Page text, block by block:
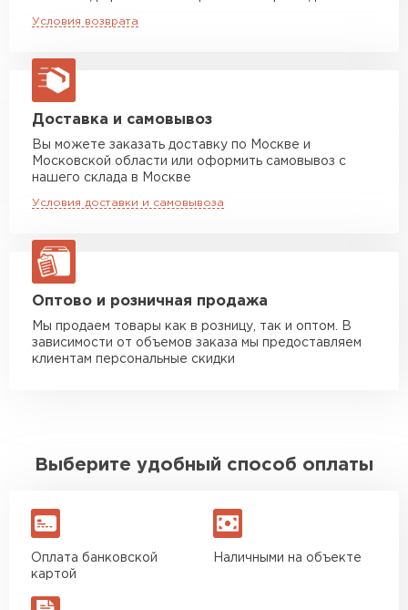
макс. длина груза 13,5 м
Манипулятор до 5 тн
макс. длина груза 6 м
Манипулятор до 10 тн
макс. длина груза 8 м
Манипулятор до 20 тн
Условия возврата
Доставка и самовывоз
Вы можете заказать доставку по Москве и
Московской области или оформить самовывоз с
нашего склада в Москве
Условия доставки и самовывоза
Оптово и розничная продажа
Мы продаем товары как в розницу, так и оптом. В
зависимости от объемов заказа мы предоставляем
клиентам персональные скидки
Выберите удобный способ оплаты
Оплата банковской
картой
Наличными на объекте